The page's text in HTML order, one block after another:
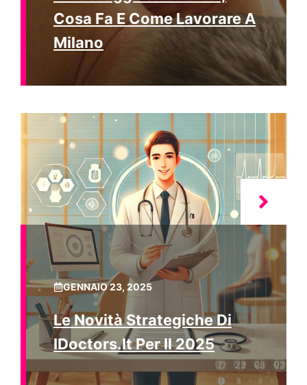
Cosa Fa E Come Lavorare A
Milano
GENNAIO 23, 2025
Le Novità Strategiche Di
IDoctors.it Per Il 2025